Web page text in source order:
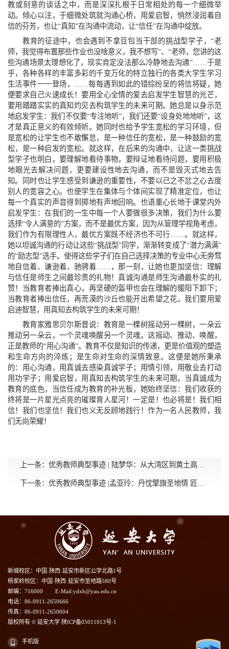
教或刻意的谈话之中，而是深深扎根于日常相处的每一个细微举
动。倾心以注，于细微处筑就沟通心桥，用爱启智，悄然浸润着自
信的芬芳，也让“真知”在沟通中流动，让“信任”在沟通中绽放。
教育的征途中，也会遇到不拿豆包当干部的挑战型学子，“老
师，我觉得布置那些作业也没啥意义，我不想写”、“老师，您讲的这
些沟通场景太理想化了，现实肯定没法那么冷静地去沟通”……于是
乎，各种各样的丰富多彩的千变万化的特立独行的各类大学生学习
生活事件一一登场，……每每遇到如此的错综纷呈的将信将疑，她
便要求自己火速成长！要用全心全情的爱去启发学生智慧的光芒，
要用踏踏实实的真知灼见去构筑学生的未来可期。她总是以身示范
地启发学生：我们不仅要“专注地听”，我们还要“设身处地地听”，这
才是真正意义的有效倾听。她同时也给予学生宽松的学习环境，但
是宽松的让学生也不敢懈怠，是一种信任的宽松，是一种鼓励的宽
松，是一种启发的宽松。就这样，在后来的沟通中，让这一类挑战
型学子也明白，要理解地看待事物，要辩证地看待问题，要用积极
地眼光去解决问题，更要建设性地去沟通，而不是毁灭式地去告
知。同时也让学生感受到谦逊的重要性，不要以己之不忿之心去度
别人的宽容之心。也使学生在集体与个体间实现了精准定位，也让
每一个真实的声音得到掷地有声地回响。也语重心长地于课堂内外
启发学生：在我们的一生中每一个人要做很多决策，我们为什么要
选择“令人满意的”方案，而不是最优方案，因为从管理学视角考虑，
我们作为有限理性人，最优方案既不经济也不可行……。就这样，
她以坦诚沟通的行动让这些“挑战型”同学，渐渐转变成了“潜力满满”
的“励志型”选手。使得这些学子们在自己选择决策的专业中心无旁骛
地自信着、谦逊着、驰骋着……，那一刻，让她也更加坚信：理解
与信任是师生之间最珍贵的礼物！真诚沟通是师生沟通最朴实的礼
赞！当教育者捧出真心，再坚硬的盔甲也会在理解的暖阳下卸下；
当教育者捧出信任，再荒漠的沙丘也能开出希望之花。我们要用爱
启迪智慧，用真知去构筑学生的未来可期！
教育家雅思贝尔斯曾说：教育是一棵树摇动另一棵树，一朵云
推动另一朵云，一个灵魂唤醒另一个灵魂。这摇动、推动、唤醒，
正是教师的“用心沟通”。教育不仅是知识的传递，更是价值观的塑造
和生命方向的淬炼；是生命对生命的深情致意。这便是她所秉承
的：用心沟通，用真诚去感染真诚学子；用情引领，用敬业去打动
用功学子；用爱启智，用真知去构筑学生的未来可期。当真诚成为
教育的底色，当信任成为教育的补光板，她始终坚信：我们收获的
终将是一片星光点亮的璀璨育人星河！一定是！也必将是！我们相
信！我们也坚信！我们也义无反顾地践行！作为一名人民教师，我
们无尚荣耀！
上一条： 优秀教师典型事迹 | 陆梦华：从大湾区到黄土高原的“红烛”育人路
下一条： 优秀教师典型事迹 |孟亚玲：丹忱擎旗圣地情 匠心筑梦教育路
新城校区：中国·陕西·延安市新区公学北路1号
杨家岭校区：中国·陕西·延安市圣地路580号
邮编：716000
E-Mail:ydxb@yau.edu.cn
电话：86-0911-2650666
传真：86-0911-2650004
版权所有 © 延安大学 陕ICP备05011013号-1
手机版